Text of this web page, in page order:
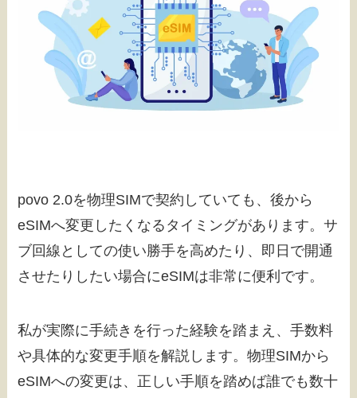
povo 2.0を物理SIMで契約していても、後から
eSIMへ変更したくなるタイミングがあります。サ
ブ回線としての使い勝手を高めたり、即日で開通
させたりしたい場合にeSIMは非常に便利です。
私が実際に手続きを行った経験を踏まえ、手数料
や具体的な変更手順を解説します。物理SIMから
eSIMへの変更は、正しい手順を踏めば誰でも数十